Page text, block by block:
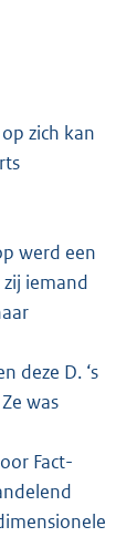
zich kan
werd een
iemand
deze D. ‘s
was
Fact-